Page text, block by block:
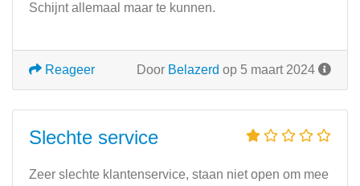
Schijnt allemaal maar te kunnen.
Door Belazerd op 5 maart 2024
Reageer
Slechte service
Zeer slechte klantenservice, staan niet open om mee